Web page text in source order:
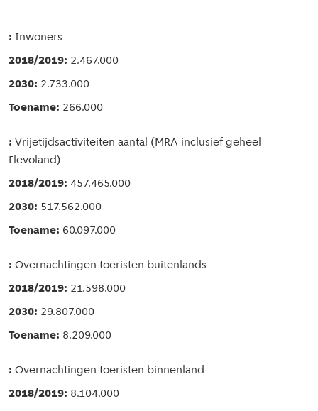
Inwoners
2.467.000
2.733.000
266.000
Vrijetijdsactiviteiten aantal (MRA inclusief geheel
Flevoland)
457.465.000
517.562.000
60.097.000
Overnachtingen toeristen buitenlands
21.598.000
29.807.000
8.209.000
Overnachtingen toeristen binnenland
8.104.000